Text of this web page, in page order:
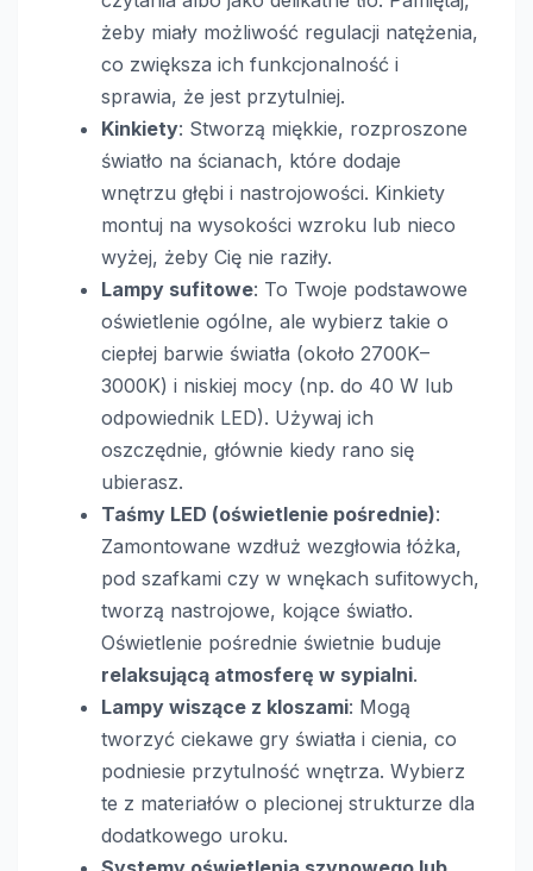
żeby miały możliwość regulacji natężenia,
co zwiększa ich funkcjonalność i
sprawia, że jest przytulniej.
Kinkiety: Stworzą miękkie, rozproszone
światło na ścianach, które dodaje
wnętrzu głębi i nastrojowości. Kinkiety
montuj na wysokości wzroku lub nieco
wyżej, żeby Cię nie raziły.
Lampy sufitowe: To Twoje podstawowe
oświetlenie ogólne, ale wybierz takie o
ciepłej barwie światła (około 2700K–
3000K) i niskiej mocy (np. do 40 W lub
odpowiednik LED). Używaj ich
oszczędnie, głównie kiedy rano się
ubierasz.
Taśmy LED (oświetlenie pośrednie):
Zamontowane wzdłuż wezgłowia łóżka,
pod szafkami czy w wnękach sufitowych,
tworzą nastrojowe, kojące światło.
Oświetlenie pośrednie świetnie buduje
relaksującą atmosferę w sypialni.
Lampy wiszące z kloszami: Mogą
tworzyć ciekawe gry światła i cienia, co
podniesie przytulność wnętrza. Wybierz
te z materiałów o plecionej strukturze dla
dodatkowego uroku.